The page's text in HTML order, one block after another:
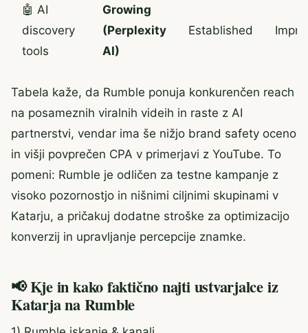
🤖 AI
discovery
tools
Growing
(Perplexity
AI)
Established
Tabela kaže, da Rumble ponuja konkurenčen reach
na posameznih viralnih videih in raste z AI
partnerstvi, vendar ima še nižjo brand safety oceno
in višji povprečen CPA v primerjavi z YouTube. To
pomeni: Rumble je odličen za testne kampanje z
visoko pozornostjo in nišnimi ciljnimi skupinami v
Katarju, a pričakuj dodatne stroške za optimizacijo
konverzij in upravljanje percepcije znamke.
📢 Kje in kako faktično najti ustvarjalce iz
Katarja na Rumble